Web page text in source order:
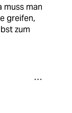
muss man
greifen,
zum